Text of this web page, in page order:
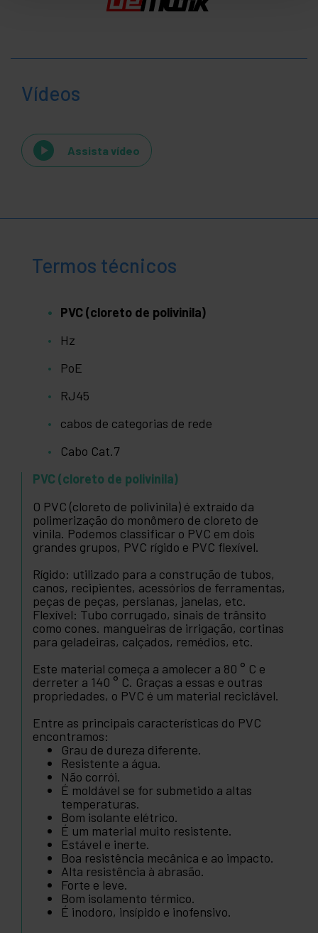
Vídeos
Assista vídeo
Termos técnicos
PVC (cloreto de polivinila)
Hz
PoE
RJ45
cabos de categorias de rede
Cabo Cat.7
PVC (cloreto de polivinila)
O PVC (cloreto de polivinila) é extraído da
polimerização do monômero de cloreto de
vinila. Podemos classificar o PVC em dois
grandes grupos, PVC rígido e PVC flexível.
Rígido: utilizado para a construção de tubos,
canos, recipientes, acessórios de ferramentas,
peças de peças, persianas, janelas, etc.
Flexível: Tubo corrugado, sinais de trânsito
como cones. mangueiras de irrigação, cortinas
para geladeiras, calçados, remédios, etc.
Este material começa a amolecer a 80 ° C e
derreter a 140 ° C. Graças a essas e outras
propriedades, o PVC é um material reciclável.
Entre as principais características do PVC
encontramos:
Grau de dureza diferente.
Resistente a água.
Não corrói.
É moldável se for submetido a altas
temperaturas.
Bom isolante elétrico.
É um material muito resistente.
Estável e inerte.
Boa resistência mecânica e ao impacto.
Alta resistência à abrasão.
Forte e leve.
Bom isolamento térmico.
É inodoro, insípido e inofensivo.